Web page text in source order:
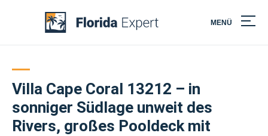
MENÜ
Skip
content
Villa Cape Coral 13212 – in
sonniger Südlage unweit des
Rivers, großes Pooldeck mit